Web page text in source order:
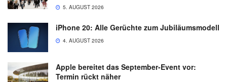
5. AUGUST 2026
iPhone 20: Alle Gerüchte zum Jubiläumsmodell
4. AUGUST 2026
Apple bereitet das September-Event vor:
Termin rückt näher